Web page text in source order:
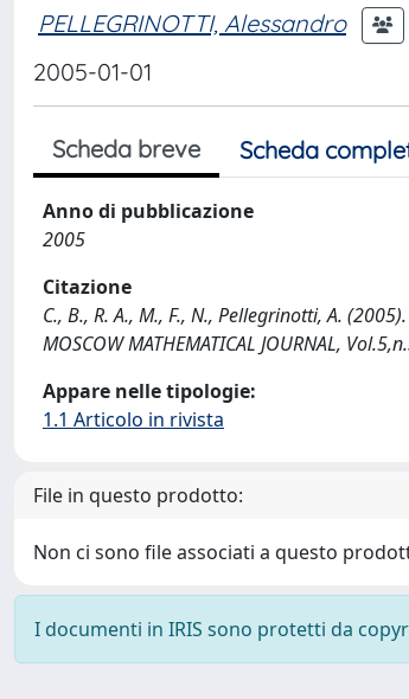
PELLEGRINOTTI, Alessandro
2005-01-01
Scheda breve Scheda
Anno di pubblicazione
2005
Citazione
C., B., R. A., M., F., N., Pellegrinotti, A.
MOSCOW MATHEMATICAL JOURNAL,
Appare nelle tipologie:
1.1 Articolo in rivista
File in questo prodotto:
Non ci sono file associati a questo
I documenti in IRIS sono protetti da